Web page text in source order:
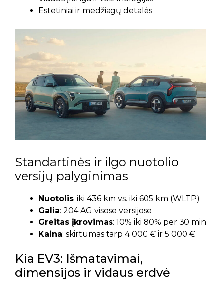
Estetiniai ir medžiagų detalės
Standartinės ir ilgo nuotolio
versijų palyginimas
Nuotolis: iki 436 km vs. iki 605 km (WLTP)
Galia: 204 AG visose versijose
Greitas įkrovimas: 10% iki 80% per 30 min
Kaina: skirtumas tarp 4 000 € ir 5 000 €
Kia EV3: Išmatavimai,
dimensijos ir vidaus erdvė